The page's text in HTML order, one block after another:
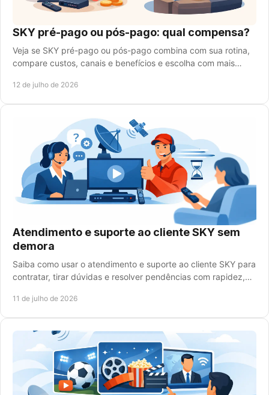
SKY pré-pago ou pós-pago: qual compensa?
Veja se SKY pré-pago ou pós-pago combina com sua rotina,
compare custos, canais e benefícios e escolha com mais
12 de julho de 2026
Atendimento e suporte ao cliente SKY sem
demora
Saiba como usar o atendimento e suporte ao cliente SKY para
contratar, tirar dúvidas e resolver pendências com rapidez,
11 de julho de 2026